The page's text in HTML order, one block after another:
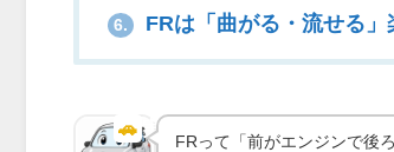
6. FRは「曲がる・流せる
🚗 実車の技術ブ）とは｜仕
FRって「前がエンジンで後